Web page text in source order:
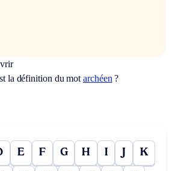
la définition du motarchéen ?
E F G H I J K